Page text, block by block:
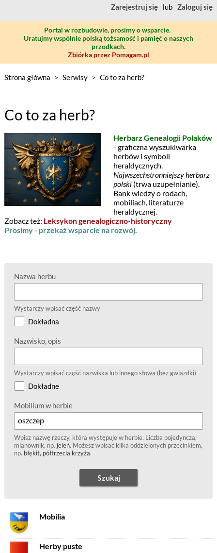
Zarejestruj się lub Zaloguj się
Portal w rozbudowie, prosimy o wsparcie.
Uratujmy wspólnie polską tożsamość i pamięć o naszych
przodkach.
Zbiórka przez Pomagam.pl
Strona główna > Serwisy > Co to za herb?
Co to za herb?
Herbarz Genealogii Polaków
- graficzna wyszukiwarka
herbów i symboli
heraldycznych.
Najwszechstronniejszy herbarz
polski(trwa uzupełnianie).
Bank wiedzy o rodach,
mobiliach, literaturze
heraldycznej.
Zobacz też: Leksykon genealogiczno-historyczny
Prosimy - przekaż wsparcie na rozwój.
Nazwa herbu
Wystarczy wpisać część nazwy
Dokładna
Nazwisko, opis
Wystarczy wpisać część nazwiska lub innego słowa (bez gwiazdki)
Dokładne
Mobilium w herbie
Wpisz nazwę rzeczy, która występuje w herbie. Liczba pojedyncza,
mianownik, np. jeleń. Możesz wpisać kilka oddzielonych przecinkiem,
np. błękit, półtrzecia krzyża.
Szukaj
Mobilia
Herby puste